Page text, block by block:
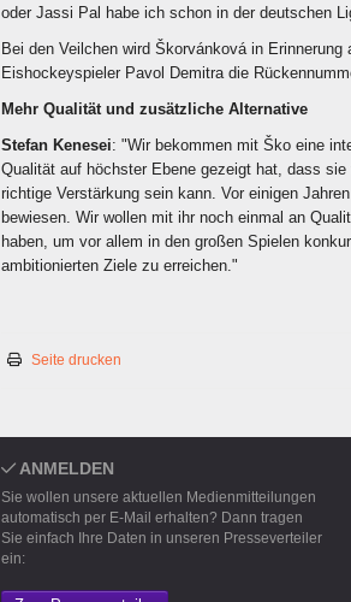
oder Jassi Pal habe ich schon in der deutschen
Bei den Veilchen wird Škorvánková in
Eishockeyspieler Pavol Demitra die
Mehr Qualität und zusätzliche Alternative
Stefan Kenesei: "Wir bekommen mit Ško eine
Qualität auf höchster Ebene gezeigt hat, dass
richtige Verstärkung sein kann. Vor einigen
bewiesen. Wir wollen mit ihr noch einmal an
haben, um vor allem in den großen Spielen
ambitionierten Ziele zu erreichen."
Seite drucken
ANMELDEN
Sie wollen unsere aktuellen Medienmitteilungen
automatisch per E-Mail erhalten? Dann tragen
Sie einfach Ihre Daten in unseren Presseverteiler
ein: